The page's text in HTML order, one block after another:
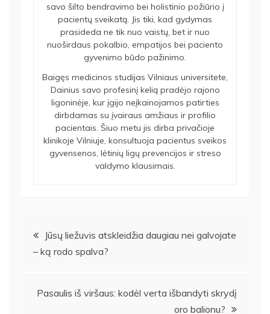
savo šilto bendravimo bei holistinio požiūrio į
pacientų sveikatą. Jis tiki, kad gydymas
prasideda ne tik nuo vaistų, bet ir nuo
nuoširdaus pokalbio, empatijos bei paciento
gyvenimo būdo pažinimo.
Baigęs medicinos studijas Vilniaus universitete,
Dainius savo profesinį kelią pradėjo rajono
ligoninėje, kur įgijo neįkainojamos patirties
dirbdamas su įvairaus amžiaus ir profilio
pacientais. Šiuo metu jis dirba privačioje
klinikoje Vilniuje, konsultuoja pacientus sveikos
gyvensenos, lėtinių ligų prevencijos ir streso
valdymo klausimais.
Navigacija
tarp
įrašų
Jūsų liežuvis atskleidžia daugiau nei galvojate
– ką rodo spalva?
Pasaulis iš viršaus: kodėl verta išbandyti skrydį
oro balionu?